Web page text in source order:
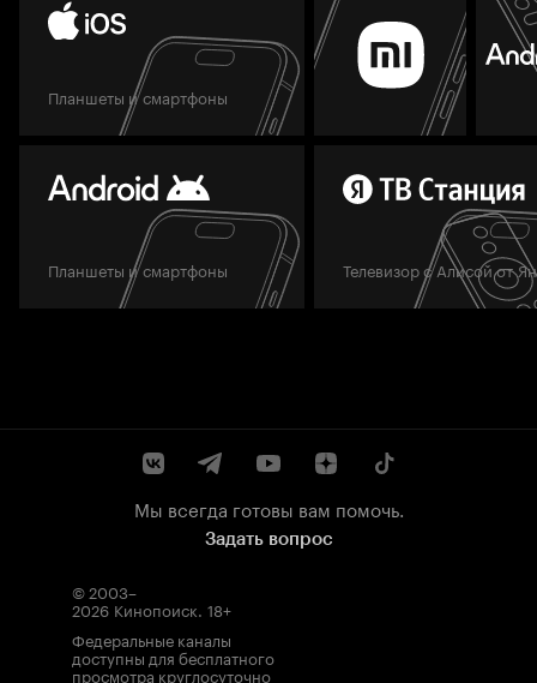
Планшеты и смартфоны
Планшеты и смартфоны Телевизор с Алисой от
Мы всегда готовы вам помочь.
Задать вопрос
© 2003–
2026 Кинопоиск. 18+
Федеральные каналы
доступны для бесплатного
просмотра круглосуточно